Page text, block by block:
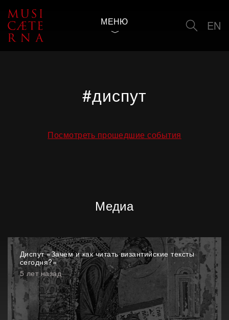
МЕНЮ EN
#диспут
Посмотреть прошедшие события
Медиа
Диспут «Зачем и как читать византийские тексты
сегодня?»
5 лет назад